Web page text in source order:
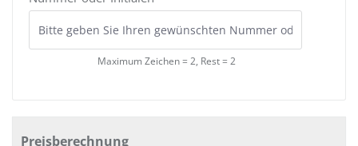
Maximum Zeichen = 2, Rest = 2
Preisberechnung